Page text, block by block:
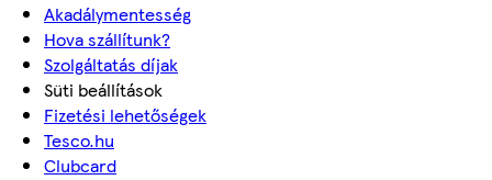
Akadálymentesség
Hova szállítunk?
Szolgáltatás díjak
Süti beállítások
Fizetési lehetőségek
Tesco.hu
Clubcard